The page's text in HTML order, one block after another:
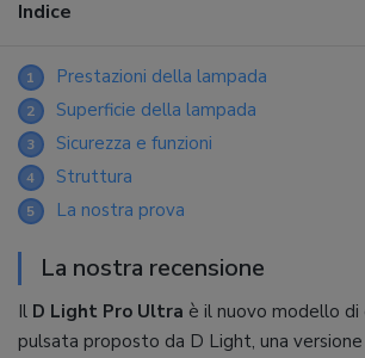
Indice
1 Prestazioni della lampada
2 Superficie della lampada
3 Sicurezza e funzioni
4 Struttura
5 La nostra prova
La nostra recensione
Il D Light Pro Ultra è il nuovo modello
pulsata proposto da D Light, una